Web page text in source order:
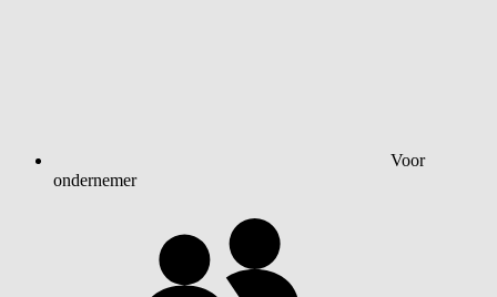
Voor
ondernemer